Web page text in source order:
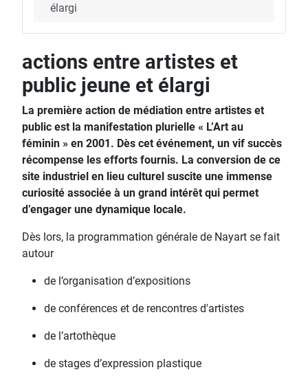
élargi
actions entre artistes et
public jeune et élargi
La première action de médiation entre artistes et
public est la manifestation plurielle « L’Art au
féminin » en 2001. Dès cet événement, un vif succès
récompense les efforts fournis. La conversion de ce
site industriel en lieu culturel suscite une immense
curiosité associée à un grand intérêt qui permet
d’engager une dynamique locale.
Dès lors, la programmation générale de Nayart se fait
autour
de l’organisation d’expositions
de conférences et de rencontres d'artistes
de l’artothèque
de stages d’expression plastique